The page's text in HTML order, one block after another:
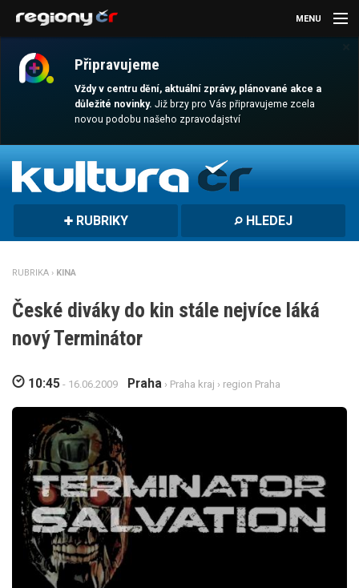
Připravujeme
Vždy v centru dění, aktuální zprávy, plánované akce a
důležité novinky.Již brzy pro Vás připravujeme zcela
novou podobu našeho zpravodajství
MENU
AKTUALITY
MAGAZÍN
RUBRIKY HLEDEJ
RUBRIKA › KINA
České diváky do kin stále nejvíce láká
nový Terminátor
10:45 - 16.06.2009 Praha › Praha kraj › region Praha